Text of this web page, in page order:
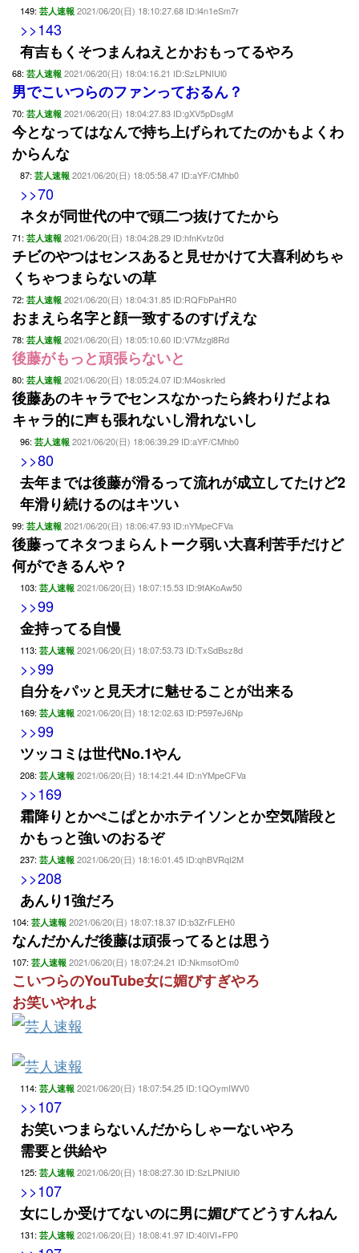
149: 芸人速報 2021/06/20(日) 18:10:27.68 ID:l4n1eSm7r
>>143
有吉もくそつまんねえとかおもってるやろ
68: 芸人速報 2021/06/20(日) 18:04:16.21 ID:SzLPNIUl0
男でこいつらのファンっておるん？
70: 芸人速報 2021/06/20(日) 18:04:27.83 ID:gXV5pDsgM
今となってはなんで持ち上げられてたのかもよくわ
からんな
87: 芸人速報 2021/06/20(日) 18:05:58.47 ID:aYF/CMhb0
>>70
ネタが同世代の中で頭二つ抜けてたから
71: 芸人速報 2021/06/20(日) 18:04:28.29 ID:hfnKvtz0d
チビのやつはセンスあると見せかけて大喜利めちゃ
くちゃつまらないの草
72: 芸人速報 2021/06/20(日) 18:04:31.85 ID:RQFbPaHR0
おまえら名字と顔一致するのすげえな
78: 芸人速報 2021/06/20(日) 18:05:10.60 ID:V7Mzgl8Rd
後藤がもっと頑張らないと
80: 芸人速報 2021/06/20(日) 18:05:24.07 ID:M4oskrled
後藤あのキャラでセンスなかったら終わりだよね
キャラ的に声も張れないし滑れないし
96: 芸人速報 2021/06/20(日) 18:06:39.29 ID:aYF/CMhb0
>>80
去年までは後藤が滑るって流れが成立してたけど2
年滑り続けるのはキツい
99: 芸人速報 2021/06/20(日) 18:06:47.93 ID:nYMpeCFVa
後藤ってネタつまらんトーク弱い大喜利苦手だけど
何ができるんや？
103: 芸人速報 2021/06/20(日) 18:07:15.53 ID:9fAKoAw50
>>99
金持ってる自慢
113: 芸人速報 2021/06/20(日) 18:07:53.73 ID:TxSdBsz8d
>>99
自分をパッと見天才に魅せることが出来る
169: 芸人速報 2021/06/20(日) 18:12:02.63 ID:P597eJ6Np
>>99
ツッコミは世代No.1やん
208: 芸人速報 2021/06/20(日) 18:14:21.44 ID:nYMpeCFVa
>>169
霜降りとかぺこぱとかホテイソンとか空気階段と
かもっと強いのおるぞ
237: 芸人速報 2021/06/20(日) 18:16:01.45 ID:qhBVRqI2M
>>208
あんり1強だろ
104: 芸人速報 2021/06/20(日) 18:07:18.37 ID:b3ZrFLEH0
なんだかんだ後藤は頑張ってるとは思う
107: 芸人速報 2021/06/20(日) 18:07:24.21 ID:NkmsofOm0
こいつらのYouTube女に媚びすぎやろ
お笑いやれよ
114: 芸人速報 2021/06/20(日) 18:07:54.25 ID:1QOymIWV0
>>107
お笑いつまらないんだからしゃーないやろ
需要と供給や
125: 芸人速報 2021/06/20(日) 18:08:27.30 ID:SzLPNIUl0
>>107
女にしか受けてないのに男に媚びてどうすんねん
131: 芸人速報 2021/06/20(日) 18:08:41.97 ID:40IVI+FP0